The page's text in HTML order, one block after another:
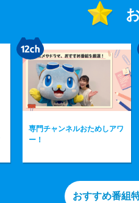
スターキャットウイークリー
おすすめ番組